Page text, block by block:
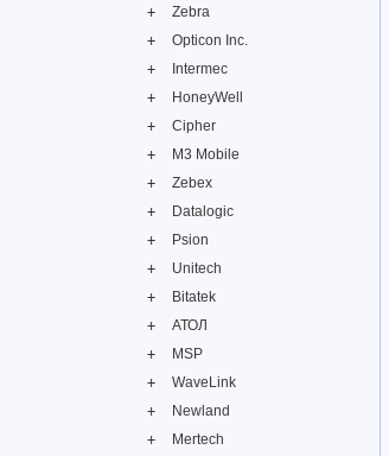
Zebra
Opticon Inc.
Intermec
HoneyWell
Cipher
M3 Mobile
Zebex
Datalogic
Psion
Unitech
Bitatek
АТОЛ
MSP
WaveLink
Newland
Mertech